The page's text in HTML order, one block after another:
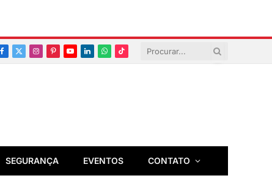
Facebook
X
Instagram
PinterestYouTubeLinkedInWhatsapp
TikTok
SEGURANÇA EVENTOS CONTATO